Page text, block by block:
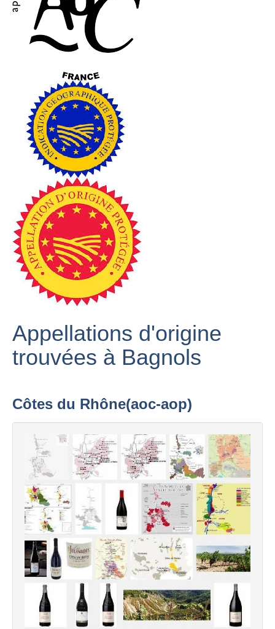
Appellations d'origine
trouvées à Bagnols
Côtes du Rhône(aoc-aop)